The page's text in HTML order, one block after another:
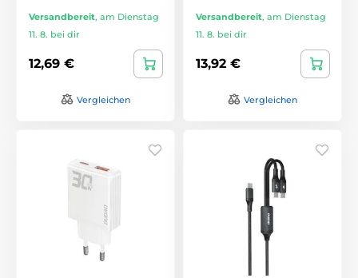
Versandbereit, am Dienstag
11. 8. bei dir
12,69 €
Vergleichen
Versandbereit, am Dienstag
11. 8. bei dir
13,92 €
Vergleichen